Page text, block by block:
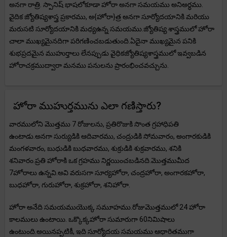
అనగా రాత్రి. స్పానిష్ భాషలోకూడా హోరా అనగా సమయము అనిఅర్ధము.
వైదిక జ్యోతిష్యశాస్త్ర ప్రకారము, అ{హోరా}త్ర అనగా సూర్యోదయానికి మరియు
మరుసటి సూర్యోదయానికి మధ్యఉన్న సమయము.జ్యోతిష్య శాస్త్రములో హోరా
చాలా ముఖ్యమైనదిగా పరిగణించబడుతుంది.ఏదైనా ముఖ్యమైన పనికి
శుభప్రదమైన ముహుర్తాలు లేనప్పుడు వైధికజ్యోతిష్యశాస్త్రములో ఇవ్వబడిన
హోరాచక్రముద్వారా మనము పనులను ప్రారంభించవచ్చును.
హోరా ముహుర్తమును ఎలా గణిస్తారు?
వారములోని మొత్తము 7 రోజులను, ప్రతిరొజుకి సొంత గ్రహాధిపతి
ఉంటాడు.అనగా సుర్యుడికి ఆదివారము, చంద్రుడికి సోమవారం, అంగారకుడికి
మంగళవారం, బుధుడికి బుధవారము, శుక్రుడికి శుక్రవారము, శనికి
శనివారం.ప్రతి హోరాకి ఒక గ్రహము నిర్ణయించబడినది.మొత్తముమీద
7హోరాలు ఉన్నవి.అవి వరుసగా సూర్యహోరా, చంద్రహోరా, అంగారకహోరా,
బుధహోరా, గురుహోరా, శుక్రహోరా, శనిహోరా.
హోరా అనేది సమయముయొక్క సమూహము.రోజుమొత్తములో 24 హోరా
కాలములు ఉంటాయి. ఒక్కొక్కహోరా సుమారుగా 60నిమిషాలు
ఉంటుంది.అయినప్పటికీ, ఇది సూర్యోదయ సమయము ఆధారితముగా